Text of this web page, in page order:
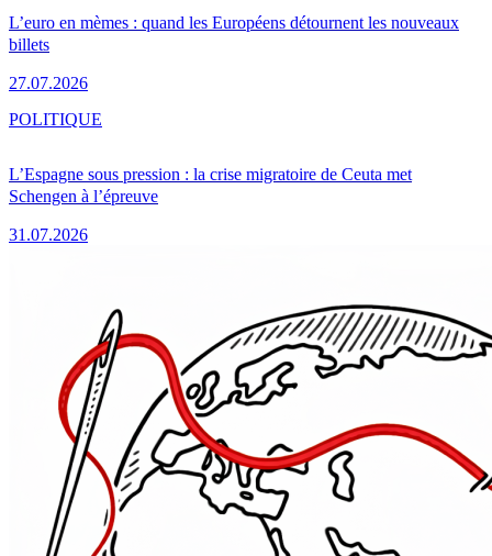
L’euro en mèmes : quand les Européens détournent les nouveaux
billets
27.07.2026
L’Espagne sous pression : la crise migratoire de Ceuta met
Schengen à l’épreuve
31.07.2026
POLITIQUE